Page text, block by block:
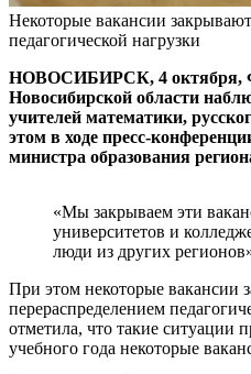
Некоторые вакансии
педагогической нагрузки
НОВОСИБИРСК, 4 октября,
Новосибирской области
учителей математики,
этом в ходе пресс-
министра образования
«Мы закрываем эти
университетов и
люди из других
При этом некоторые вакансии
перераспределением
отметила, что такие ситуации
учебного года некоторые